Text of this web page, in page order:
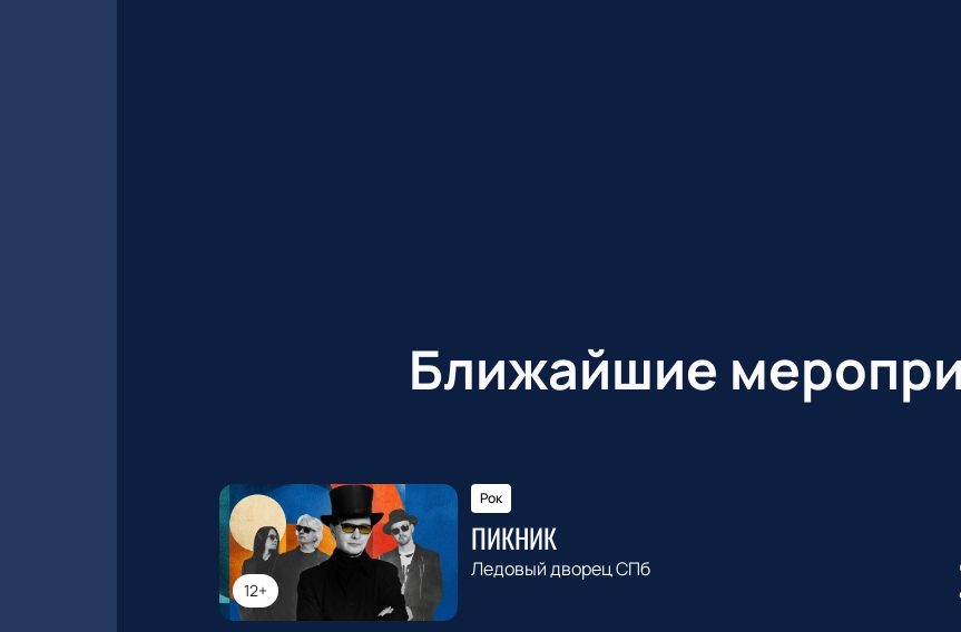
Ближайшие
12+
Рок
ПИКНИК
Ледовый дворец СПб